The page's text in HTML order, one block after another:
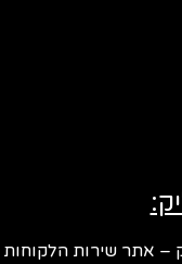
אתר שירות הלקוחות